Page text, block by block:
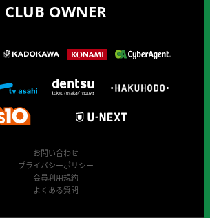
CLUB OWNER
お問い合わせ
プライバシーポリシー
会員利用規約
よくある質問